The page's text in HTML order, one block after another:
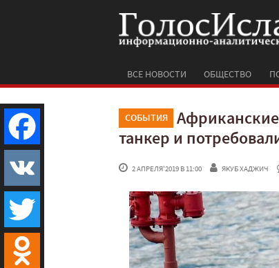
ВСЕ НОВОСТИ ОБЩЕСТВО
СОБЫТИЯ
танкер и
2 АПРЕЛЯ'2019 В 11:00 ЯКУБ ХАДЖИЧ
Facebook
VK
Twitter